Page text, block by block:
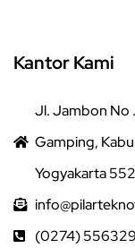
Kantor Kami
Jl. Jambon No
Gamping,
Yogyakarta
(0274) 556329